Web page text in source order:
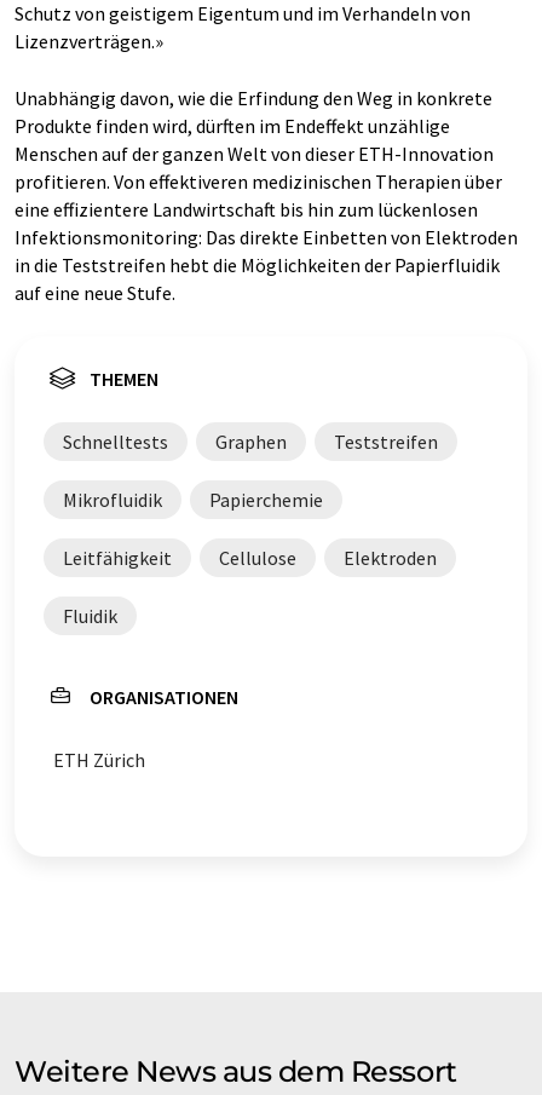
Schutz von geistigem Eigentum und im Verhandeln von
Lizenzverträgen.»
Unabhängig davon, wie die Erfindung den Weg in konkrete
Produkte finden wird, dürften im Endeffekt unzählige
Menschen auf der ganzen Welt von dieser ETH-​Innovation
profitieren. Von effektiveren medizinischen Therapien über
eine effizientere Landwirtschaft bis hin zum lückenlosen
Infektionsmonitoring: Das direkte Einbetten von Elektroden
in die Teststreifen hebt die Möglichkeiten der Papierfluidik
auf eine neue Stufe.
THEMEN
Schnelltests Graphen Teststreifen
Mikrofluidik Papierchemie
Leitfähigkeit Cellulose Elektroden
Fluidik
ORGANISATIONEN
ETH Zürich
Weitere News aus dem Ressort